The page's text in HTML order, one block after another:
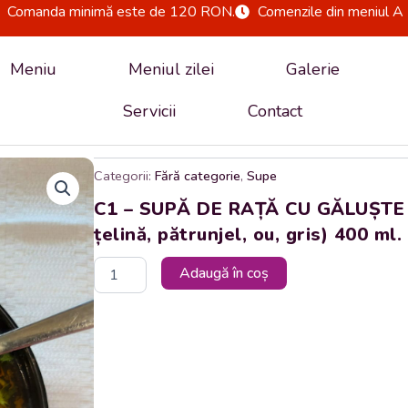
Comanda minimă este de 120 RON. Comenzile din meniul
Meniu Meniul zilei
Galerie
Servicii
Contact
Categorii: Fără categorie,Supe
C1 – SUPĂ DE RAȚĂ CU
țelină, pătrunjel, ou, gris) 400 ml.
Cantitate
-
SUPĂ
RAȚĂ
GĂLUȘTE
Adaugă în coș